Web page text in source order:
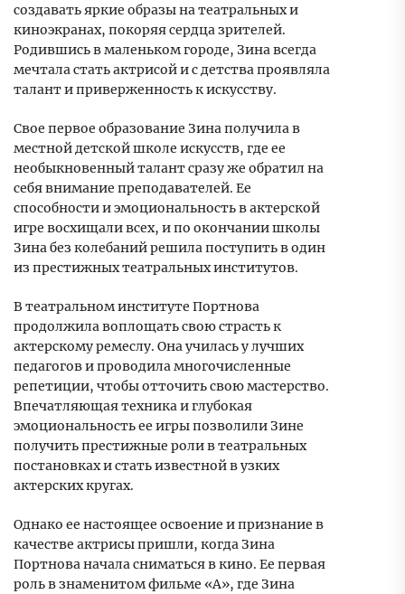
создавать яркие образы на театральных и
киноэкранах, покоряя сердца зрителей.
Родившись в маленьком городе, Зина всегда
мечтала стать актрисой и с детства проявляла
талант и приверженность к искусству.
Свое первое образование Зина получила в
местной детской школе искусств, где ее
необыкновенный талант сразу же обратил на
себя внимание преподавателей. Ее
способности и эмоциональность в актерской
игре восхищали всех, и по окончании школы
Зина без колебаний решила поступить в один
из престижных театральных институтов.
В театральном институте Портнова
продолжила воплощать свою страсть к
актерскому ремеслу. Она училась у лучших
педагогов и проводила многочисленные
репетиции, чтобы отточить свою мастерство.
Впечатляющая техника и глубокая
эмоциональность ее игры позволили Зине
получить престижные роли в театральных
постановках и стать известной в узких
актерских кругах.
Однако ее настоящее освоение и признание в
качестве актрисы пришли, когда Зина
Портнова начала сниматься в кино. Ее первая
роль в знаменитом фильме «А», где Зина